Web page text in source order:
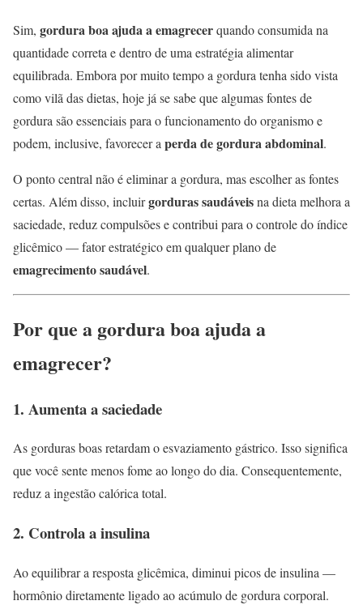
Sim, gordura boa ajuda a emagrecerquando consumida na
quantidade correta e dentro de uma estratégia alimentar
equilibrada. Embora por muito tempo a gordura tenha sido vista
como vilã das dietas, hoje já se sabe que algumas fontes de
gordura são essenciais para o funcionamento do organismo e
podem, inclusive, favorecer a perda de gordura abdominal.
O ponto central não é eliminar a gordura, mas escolher as fontes
certas. Além disso, incluirgorduras saudáveisna dieta melhora a
saciedade, reduz compulsões e contribui para o controle do índice
glicêmico — fator estratégico em qualquer plano de
emagrecimento saudável.
Por que a gordura boa ajuda a
emagrecer?
1. Aumenta a saciedade
As gorduras boas retardam o esvaziamento gástrico. Isso significa
que você sente menos fome ao longo do dia. Consequentemente,
reduz a ingestão calórica total.
2. Controla a insulina
Ao equilibrar a resposta glicêmica, diminui picos de insulina —
hormônio diretamente ligado ao acúmulo de gordura corporal.